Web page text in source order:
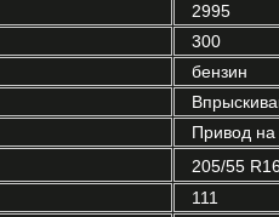
2995
300
бензин
Привод на
205/55
111